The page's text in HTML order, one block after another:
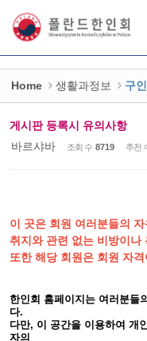
Home 생활과정보 구
게시판 등록시 유의사항
바르샤바
조회 수 8719 추천
이 곳은 회원 여러분들의
취지와 관련 없는 비방이나
또한 해당 회원은 회원 자
한인회 홈페이지는 여러분들
다.
다만, 이 공간을 이용하여 개
자의